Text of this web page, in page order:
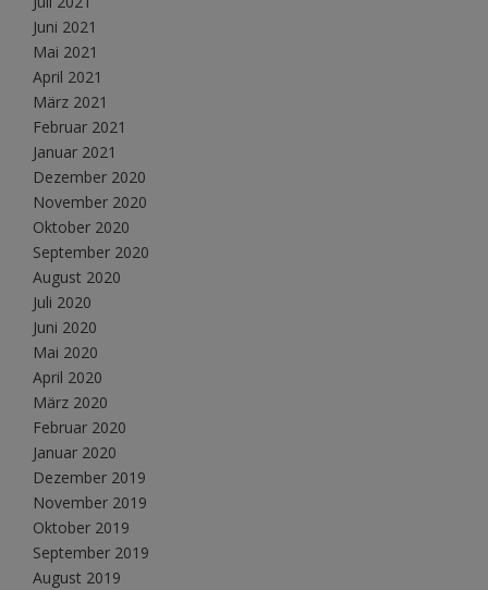
Juni 2021
Mai 2021
April 2021
März 2021
Februar 2021
Januar 2021
Dezember 2020
November 2020
Oktober 2020
September 2020
August 2020
Juli 2020
Juni 2020
Mai 2020
April 2020
März 2020
Februar 2020
Januar 2020
Dezember 2019
November 2019
Oktober 2019
September 2019
August 2019